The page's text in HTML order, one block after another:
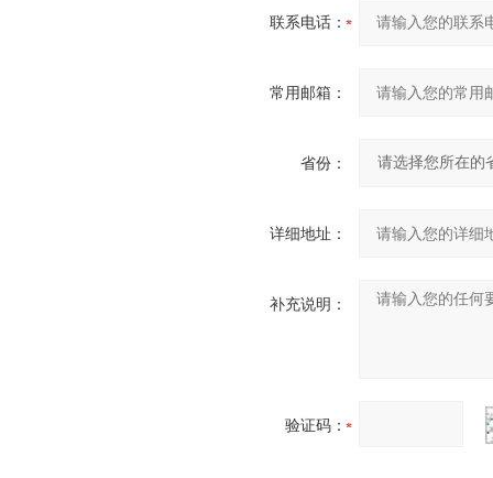
联系电话：
常用邮箱：
省份：
详细地址：
补充说明：
验证码：